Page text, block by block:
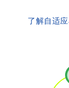
了解自适